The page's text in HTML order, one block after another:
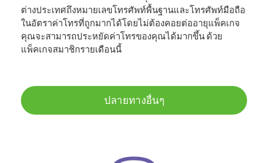
ต่างประเทศถึงหมายเลขโทรศัพท์พื้นฐานและโทรศัพท์มือถือ
ในอัตราค่าโทรที่ถูกมากได้โดยไม่ต้องคอยต่ออายุแพ็คเกจ
คุณจะสามารถประหยัดค่าโทรของคุณได้มากขึ้น ด้วย
แพ็คเกจสมาชิกรายเดือนนี้
ปลายทางอื่นๆ